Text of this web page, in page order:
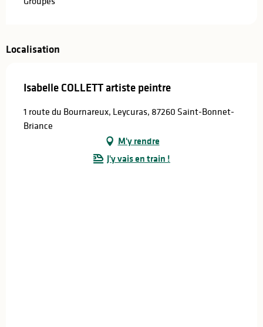
Localisation
Isabelle COLLETT artiste peintre
1 route du Bournareux, Leycuras, 87260 Saint-Bonnet-
Briance
M'y rendre
J'y vais en train !